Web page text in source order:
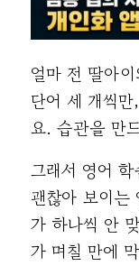
얼마 전 딸아
단어 세 개씩
요. 습관을 만
그래서 영어
괜찮아 보이는
가 하나씩 안
가 며칠 만에